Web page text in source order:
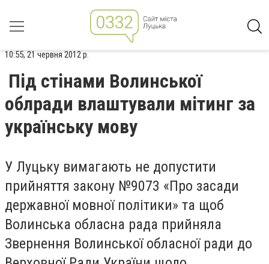
10:55, 21 червня 2012 р.
Під стінами Волинської
облради влаштували мітинг за
українську мову
У Луцьку вимагають не допустити
прийняття закону №9073 «Про засади
державної мовної політики» та щоб
Волинська обласна рада прийняла
Звернення Волинської обласної ради до